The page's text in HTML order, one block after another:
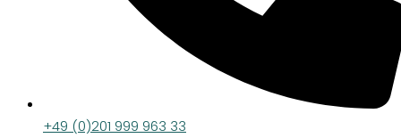
+49 (0)201 999 963 33